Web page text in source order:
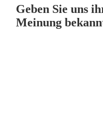
Geben Sie uns
Meinung